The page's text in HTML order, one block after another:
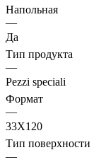
Напольная
—
Да
Тип продукта
—
Pezzi speciali
Формат
—
33X120
Тип поверхности
—